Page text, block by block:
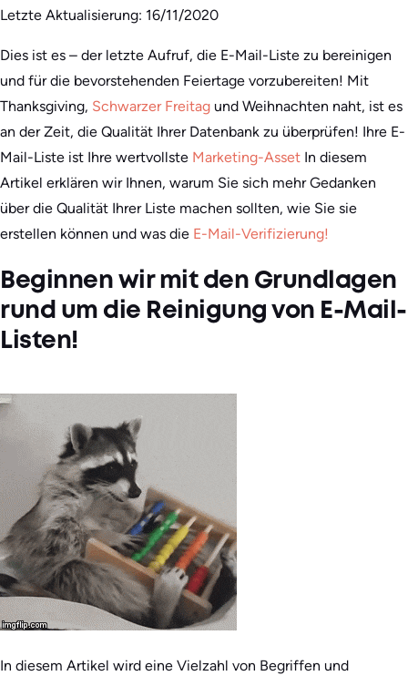
Letzte Aktualisierung: 16/11/2020
Dies ist es – der letzte Aufruf, die E-Mail-Liste zu bereinigen
und für die bevorstehenden Feiertage vorzubereiten! Mit
Thanksgiving, Schwarzer Freitag und Weihnachten naht, ist es
an der Zeit, die Qualität Ihrer Datenbank zu überprüfen! Ihre E-
Mail-Liste ist Ihre wertvollste Marketing-Asset In diesem
Artikel erklären wir Ihnen, warum Sie sich mehr Gedanken
über die Qualität Ihrer Liste machen sollten, wie Sie sie
erstellen können und was die E-Mail-Verifizierung!
Beginnen wir mit den Grundlagen
rund um die Reinigung von E-Mail-
Listen!
In diesem Artikel wird eine Vielzahl von Begriffen und